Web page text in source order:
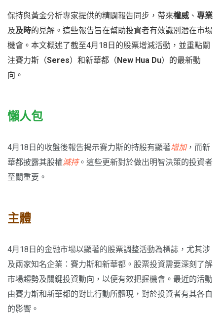
保持與黃金分析專家提供的精闢報告同步，帶來權威 、 專業
及及時的見解。這些報告旨在幫助投資者有效識別潛在市場
機會。本文概述了截至4月18日的股票增減活動，並重點關
注賽力斯（Seres）和新華都（New Hua Du）的最新動
向。
懶人包
4月18日的收盤後報告揭示賽力斯的持股有顯著增加，而新
華都披露其股權減持。這些更新對於做出明智決策的投資者
至關重要。
主體
4月18日的金融市場以顯著的股票調整活動為標誌，尤其涉
及兩家知名企業：賽力斯和新華都。股票投資需要深刻了解
市場趨勢及關鍵投資動向，以便有效把握機會。最近的活動
由賽力斯和新華都的對比行動所體現，對於投資者有其各自
的影響。